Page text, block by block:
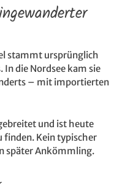
stammt ursprünglich
die Nordsee kam sie
– mit importierten
und ist heute
finden. Kein typischer
später Ankömmling.